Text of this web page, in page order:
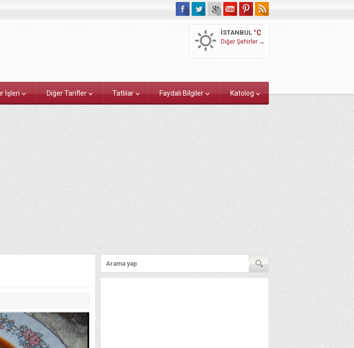
İSTANBUL °C
Diğer Şehirler →
İşleri Diğer Tarifler Tatlılar Faydalı Bilgiler Katolog